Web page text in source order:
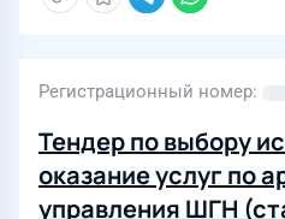
Регистрационный номер
Тендер по выбору
оказание услуг по
управления ШГН